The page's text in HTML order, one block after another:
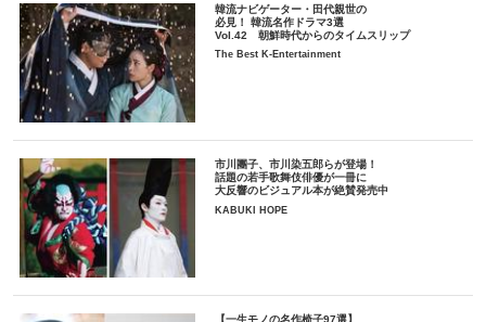
韓流ナビゲーター・田代親世の
必見！ 韓流名作ドラマ3選
Vol.42 朝鮮時代からのタイムスリップ
The Best K-Entertainment
市川團子、市川染五郎らが登場！
話題の若手歌舞伎俳優が一冊に
大反響のビジュアル本が絶賛発売中
KABUKI HOPE
【一生モノの名作椅子97選】